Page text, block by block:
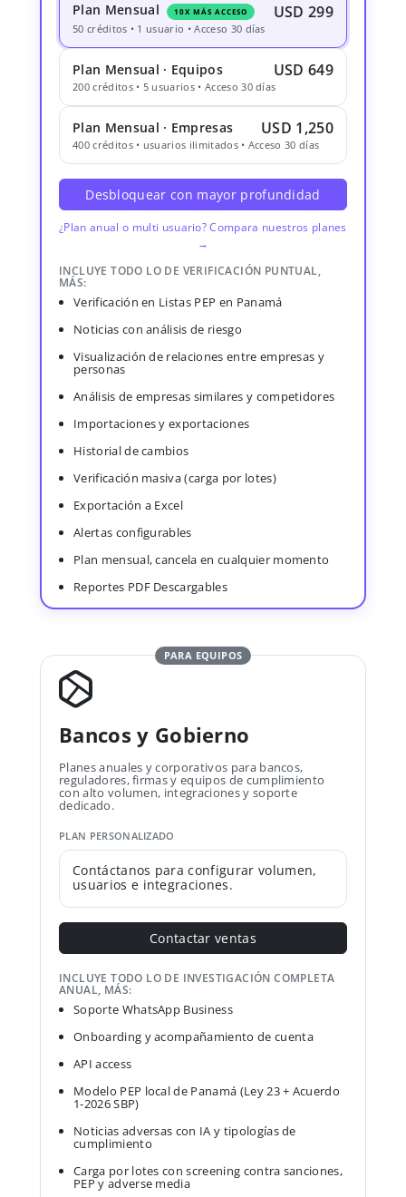
Plan Mensual 10X MÁS ACCESO USD 299
50 créditos • 1 usuario • Acceso 30 días
Plan Mensual · Equipos USD 649
200 créditos • 5 usuarios • Acceso 30 días
Plan Mensual · Empresas USD 1,250
400 créditos • usuarios ilimitados • Acceso 30 días
Desbloquear con mayor profundidad
¿Plan anual o multi usuario? Compara nuestros planes
→
INCLUYE TODO LO DE VERIFICACIÓN PUNTUAL,
MÁS:
Verificación en Listas PEP en Panamá
Noticias con análisis de riesgo
Visualización de relaciones entre empresas y
personas
Análisis de empresas similares y competidores
Importaciones y exportaciones
Historial de cambios
Verificación masiva (carga por lotes)
Exportación a Excel
Alertas configurables
Plan mensual, cancela en cualquier momento
Reportes PDF Descargables
PARA EQUIPOS
Bancos y Gobierno
Planes anuales y corporativos para bancos,
reguladores, firmas y equipos de cumplimiento
con alto volumen, integraciones y soporte
dedicado.
PLAN PERSONALIZADO
Contáctanos para configurar volumen,
usuarios e integraciones.
Contactar ventas
INCLUYE TODO LO DE INVESTIGACIÓN COMPLETA
ANUAL, MÁS:
Soporte WhatsApp Business
Onboarding y acompañamiento de cuenta
API access
Modelo PEP local de Panamá (Ley 23 + Acuerdo
1-2026 SBP)
Noticias adversas con IA y tipologías de
cumplimiento
Carga por lotes con screening contra sanciones,
PEP y adverse media